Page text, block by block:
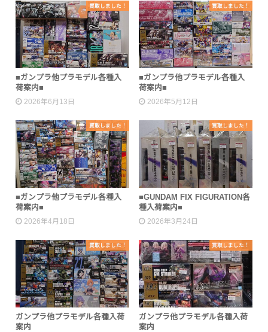
買取しました！
■ガンプラ他プラモデル各種入
荷案内■
2026年6月13日
買取しました！
■ガンプラ他プラモデル各種入
荷案内■
2026年5月12日
買取しました！
■ガンプラ他プラモデル各種入
荷案内■
2026年4月18日
買取しました！
■GUNDAM FIX FIGURATION各
種入荷案内■
2026年3月24日
買取しました！
ガンプラ他プラモデル各種入荷
案内
買取しました！
ガンプラ他プラモデル各種入荷
案内